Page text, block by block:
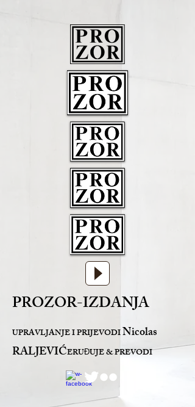
PROZOR-IZDANJA
UPRAVLJANJE I PRIJEVODINicolas
RALJEVIĆERUĐUJE & PREVODI